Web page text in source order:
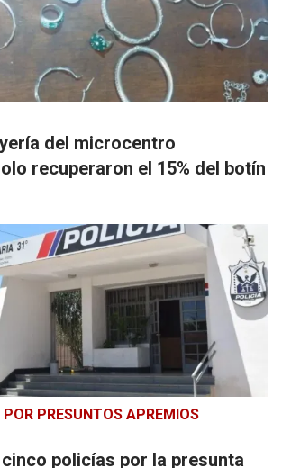
del microcentro
recuperaron el 15% del botín
PRESUNTOS APREMIOS
policías por la presunta